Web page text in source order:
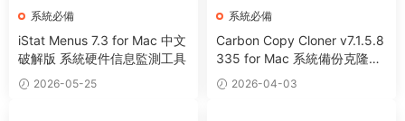
系統必備
iStat Menus 7.3 for Mac 中文
破解版 系統硬件信息監測工具
2026-05-25
系統必備
Carbon Copy Cloner v7.1.5.8
335 for Mac 系統備份克隆遷
移工具
2026-04-03